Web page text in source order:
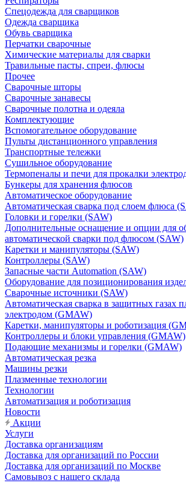
Спецодежда для сварщиков
Одежда сварщика
Обувь сварщика
Перчатки сварочные
Химические материалы для сварки
Травильные пасты, спреи, флюсы
Прочее
Сварочные шторы
Сварочные занавесы
Сварочные полотна и одеяла
Комплектующие
Вспомогательное оборудование
Пульты дистанционного управления
Транспортные тележки
Сушильное оборудование
Термопеналы и печи для прокалки
Бункеры для хранения флюсов
Автоматическое оборудование
Автоматическая сварка под слоем флюса
Головки и горелки (SAW)
Дополнительные оснащение и опции для
автоматической сварки под флюсом (SAW)
Каретки и манипуляторы (SAW)
Контроллеры (SAW)
Запасные части Automation (SAW)
Оборудование для позиционирования
Сварочные источники (SAW)
Автоматическая сварка в защитных газах
электродом (GMAW)
Каретки, манипуляторы и роботизация
Контроллеры и блоки управления (GMAW)
Подающие механизмы и горелки (GMAW)
Автоматическая резка
Машины резки
Плазменные технологии
Технологии
Автоматизация и роботизация
Новости
Акции
Услуги
Доставка организациям
Доставка для организаций по России
Доставка для организаций по Москве
Самовывоз с нашего склада